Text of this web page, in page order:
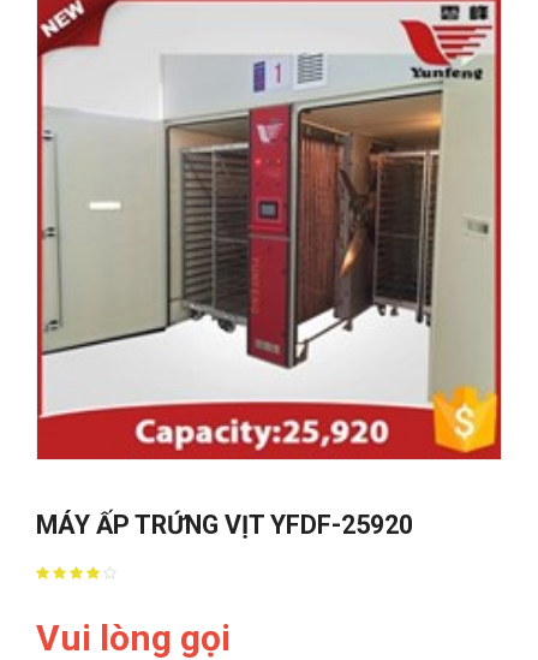
MÁY ẤP TRỨNG VỊT YFDF-25920
Vui lòng gọi